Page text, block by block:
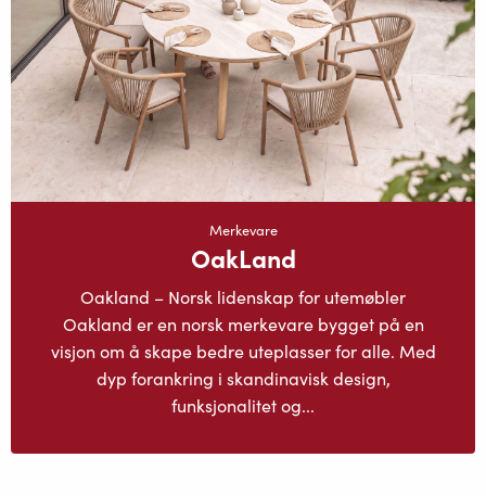
Merkevare
OakLand
Oakland – Norsk lidenskap for utemøbler
Oakland er en norsk merkevare bygget på en
visjon om å skape bedre uteplasser for alle. Med
dyp forankring i skandinavisk design,
funksjonalitet og...